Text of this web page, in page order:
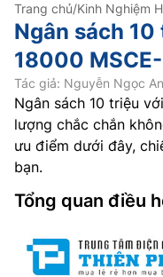
Trang chủ/Kinh Nghiệm
Ngân sách
18000
Tác giả: Nguyễn Ngọc
Ngân sách 10 triệu
lượng chắc chắn
ưu điểm dưới đây,
bạn.
Tổng quan điều